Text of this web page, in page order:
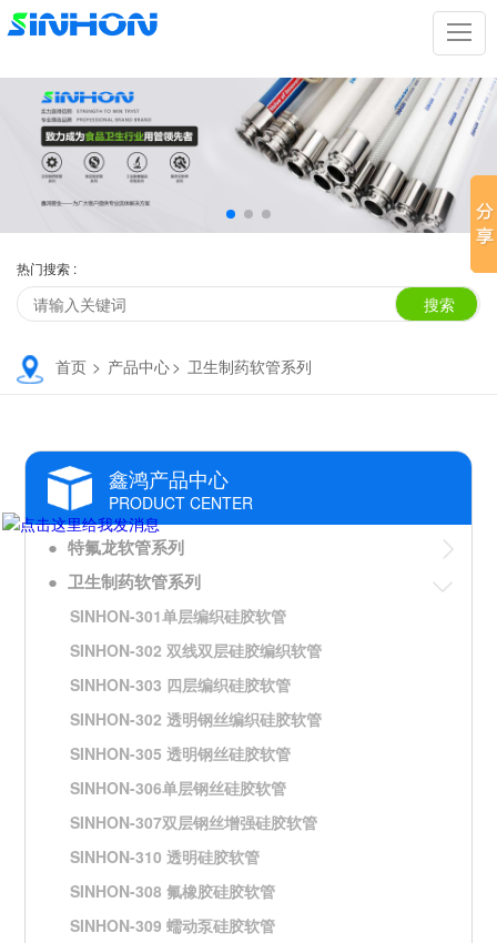
热门搜索 :
首页 > 产品中心> 卫生制药软管系列
鑫鸿产品中心
PRODUCT CENTER
● 特氟龙软管系列
● 卫生制药软管系列
SINHON-301单层编织硅胶软管
SINHON-302 双线双层硅胶编织软管
SINHON-303 四层编织硅胶软管
SINHON-302 透明钢丝编织硅胶软管
SINHON-305 透明钢丝硅胶软管
SINHON-306单层钢丝硅胶软管
SINHON-307双层钢丝增强硅胶软管
SINHON-310 透明硅胶软管
SINHON-308 氟橡胶硅胶软管
SINHON-309 蠕动泵硅胶软管